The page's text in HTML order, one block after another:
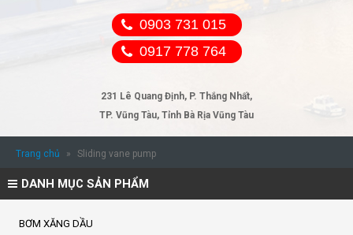
0903 731 015
0917 778 764
231 Lê Quang Định, P. Thắng Nhất,
TP. Vũng Tàu, Tỉnh Bà Rịa Vũng Tàu
Trang chủ » Sliding vane pump
DANH MỤC SẢN PHẨM
BƠM XĂNG DẦU